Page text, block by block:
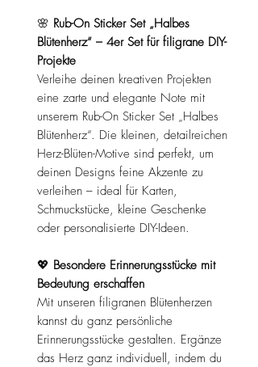
🌸 Rub-On Sticker Set „Halbes
Blütenherz“ – 4er Set für filigrane DIY-
Projekte
Verleihe deinen kreativen Projekten
eine zarte und elegante Note mit
unserem Rub-On Sticker Set „Halbes
Blütenherz“. Die kleinen, detailreichen
Herz-Blüten-Motive sind perfekt, um
deinen Designs feine Akzente zu
verleihen – ideal für Karten,
Schmuckstücke, kleine Geschenke
oder personalisierte DIY-Ideen.
💖 Besondere Erinnerungsstücke mit
Bedeutung erschaffen
Mit unseren filigranen Blütenherzen
kannst du ganz persönliche
Erinnerungsstücke gestalten. Ergänze
das Herz ganz individuell, indem du